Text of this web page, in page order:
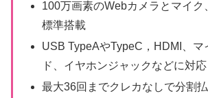
100万画素のWebカメラとマイク
標準搭載
USB TypeAやTypeC，HDMI、マ
ド、イヤホンジャックなどに対応
最大36回までクレカなしで分割